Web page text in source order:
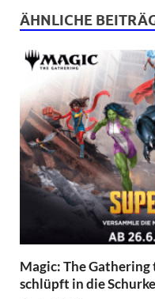
ÄHNLICHE
Magic: The
schlüpft in die